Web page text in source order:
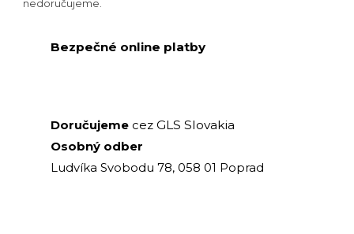
nedoručujeme.
Bezpečné online platby
Doručujeme cez GLS Slovakia
Osobný odber
Ludvíka Svobodu 78, 058 01 Poprad